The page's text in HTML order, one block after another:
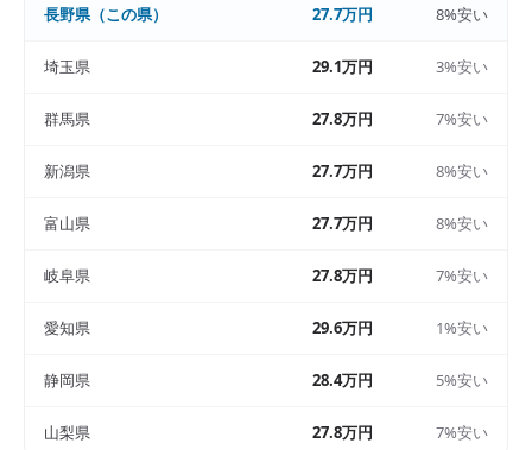
長野県（この県） 27.7万円 8%安い
埼玉県 29.1万円 3%安い
群馬県 27.8万円 7%安い
新潟県 27.7万円 8%安い
富山県 27.7万円 8%安い
岐阜県 27.8万円 7%安い
愛知県 29.6万円 1%安い
静岡県 28.4万円 5%安い
山梨県 27.8万円 7%安い